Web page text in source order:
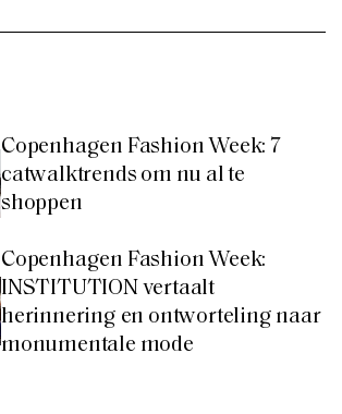
Copenhagen Fashion Week: 7
catwalktrends om nu al te
shoppen
Copenhagen Fashion Week:
INSTITUTION vertaalt
herinnering en ontworteling naar
monumentale mode